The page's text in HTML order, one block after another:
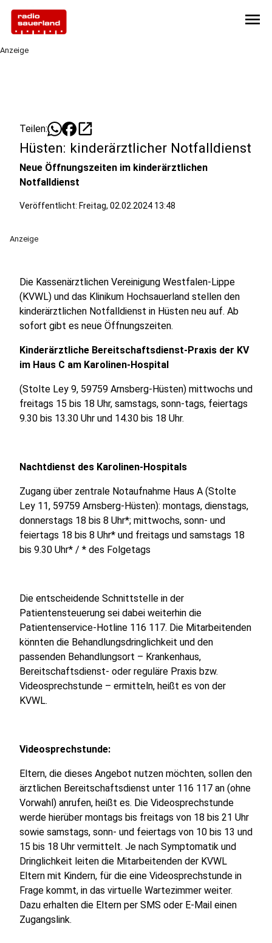
menu
Anzeige
Teilen: open_in_new
Hüsten: kinderärztlicher Notfalldienst
Neue Öffnungszeiten im kinderärztlichen
Notfalldienst
Veröffentlicht: Freitag, 02.02.2024 13:48
Anzeige
Die Kassenärztlichen Vereinigung Westfalen-Lippe
(KVWL) und das Klinikum Hochsauerland stellen den
kinderärztlichen Notfalldienst in Hüsten neu auf. Ab
sofort gibt es neue Öffnungszeiten.
Kinderärztliche Bereitschaftsdienst-Praxis der KV
im Haus C am Karolinen-Hospital
(Stolte Ley 9, 59759 Arnsberg-Hüsten) mittwochs und
freitags 15 bis 18 Uhr, samstags, sonn-tags, feiertags
9.30 bis 13.30 Uhr und 14.30 bis 18 Uhr.
Nachtdienst des Karolinen-Hospitals
Zugang über zentrale Notaufnahme Haus A (Stolte
Ley 11, 59759 Arnsberg-Hüsten): montags, dienstags,
donnerstags 18 bis 8 Uhr*; mittwochs, sonn- und
feiertags 18 bis 8 Uhr* und freitags und samstags 18
bis 9.30 Uhr* / * des Folgetags
Die entscheidende Schnittstelle in der
Patientensteuerung sei dabei weiterhin die
Patientenservice-Hotline 116 117. Die Mitarbeitenden
könnten die Behandlungsdringlichkeit und den
passenden Behandlungsort – Krankenhaus,
Bereitschaftsdienst- oder reguläre Praxis bzw.
Videosprechstunde – ermitteln, heißt es von der
KVWL.
Videosprechstunde:
Eltern, die dieses Angebot nutzen möchten, sollen den
ärztlichen Bereitschaftsdienst unter 116 117 an (ohne
Vorwahl) anrufen, heißt es. Die Videosprechstunde
werde hierüber montags bis freitags von 18 bis 21 Uhr
sowie samstags, sonn- und feiertags von 10 bis 13 und
15 bis 18 Uhr vermittelt. Je nach Symptomatik und
Dringlichkeit leiten die Mitarbeitenden der KVWL
Eltern mit Kindern, für die eine Videosprechstunde in
Frage kommt, in das virtuelle Wartezimmer weiter.
Dazu erhalten die Eltern per SMS oder E-Mail einen
Zugangslink.